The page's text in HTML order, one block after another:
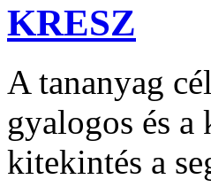
KRESZ
A tananyag
gyalogos és a
kitekintés a